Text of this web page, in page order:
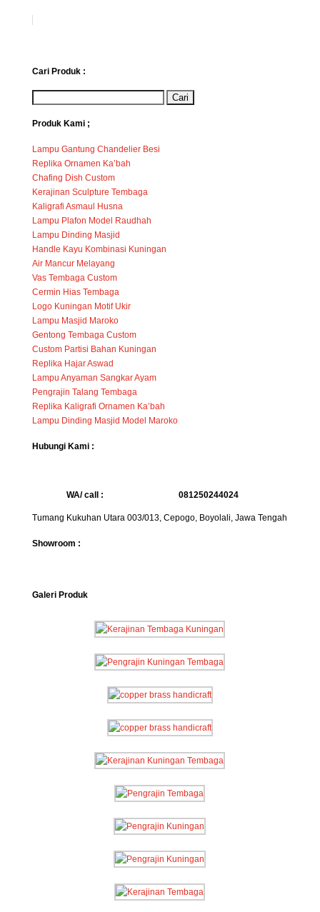
Cari Produk :
Produk Kami ;
Lampu Gantung Chandelier Besi
Replika Ornamen Ka’bah
Chafing Dish Custom
Kerajinan Sculpture Tembaga
Kaligrafi Asmaul Husna
Lampu Plafon Model Raudhah
Lampu Dinding Masjid
Handle Kayu Kombinasi Kuningan
Air Mancur Melayang
Vas Tembaga Custom
Cermin Hias Tembaga
Logo Kuningan Motif Ukir
Lampu Masjid Maroko
Gentong Tembaga Custom
Custom Partisi Bahan Kuningan
Replika Hajar Aswad
Lampu Anyaman Sangkar Ayam
Pengrajin Talang Tembaga
Replika Kaligrafi Ornamen Ka’bah
Lampu Dinding Masjid Model Maroko
Hubungi Kami :
WA/ call : 081250244024
Tumang Kukuhan Utara 003/013, Cepogo, Boyolali, Jawa Tengah
Showroom :
Galeri Produk